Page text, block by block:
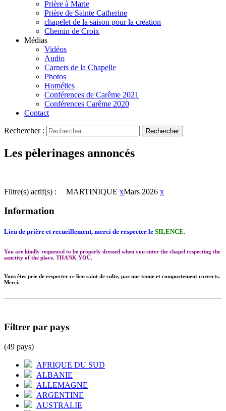
Prière à Marie
Prière de Sainte Catherine
chapelet de la saison pour la creation
Chemin de Croix
Médias
Vidéos
Audio
Carnets de la Chapelle
Photos
Homélies
Conférences de Carême 2021
Conférences Carême 2020
Contact
Rechercher :
Les pèlerinages annoncés
Filtre(s) actif(s) : MARTINIQUE xMars 2026 x
Information
Lieu de prière et recueillement, merci de respecter le SILENCE.
You are kindly requested to be properly dressed when you enter the chapel respecting the
sanctity of the place. THANK YOU.
Vous êtes prie de respecter ce lieu saint de culte, par une tenue et comportement corrects.
Merci.
Filtrer par pays
(49 pays)
AFRIQUE DU SUD
ALBANIE
ALLEMAGNE
ARGENTINE
AUSTRALIE